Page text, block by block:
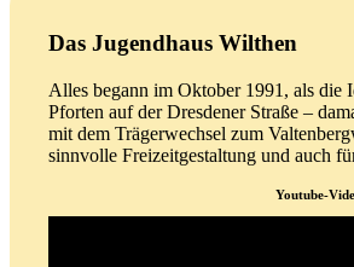
Das Jugendhaus Wilthen
Alles begann im Oktober 1991, als die
Pforten auf der Dresdener Straße –
mit dem Trägerwechsel zum
sinnvolle Freizeitgestaltung und auch
Youtube-